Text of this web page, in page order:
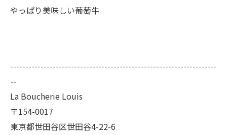
やっぱり美味しい葡萄牛
--------------------------------------------------------------------
--
La Boucherie Louis
〒154-0017
東京都世田谷区世田谷4-22-6